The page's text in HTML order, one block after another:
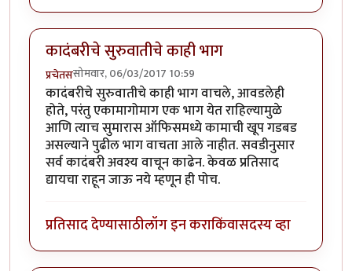
कादंबरीचे सुरुवातीचे काही भाग
प्रचेतससोमवार, 06/03/2017 10:59
कादंबरीचे सुरुवातीचे काही भाग वाचले, आवडलेही
होते, परंतु एकामागोमाग एक भाग येत राहिल्यामुळे
आणि त्याच सुमारास ऑफिसमध्ये कामाची खूप गडबड
असल्याने पुढील भाग वाचता आले नाहीत. सवडीनुसार
सर्व कादंबरी अवश्य वाचून काढेन. केवळ प्रतिसाद
द्यायचा राहून जाऊ नये म्हणून ही पोच.
प्रतिसाद देण्यासाठीलॉग इन कराकिंवासदस्य व्हा